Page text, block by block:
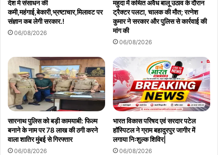
देश मे संसाधन की
कमी,महंगाई,बेकारी,भ्रष्टाचार,मिलावट पर
संज्ञान कब लेगी सरकार.!
06/08/2026
महुदा में कथित अवैध बालू उठाव के दौरान
ट्रैक्टर पलटा, चालक की मौत; रत्नेश
कुमार ने सरकार और पुलिस से कार्रवाई की
मांग की
06/08/2026
सारनाथ पुलिस को बड़ी कामयाबी: फिल्म
बनाने के नाम पर 78 लाख की ठगी करने
वाला शातिर मुंबई से गिरफ्तार
06/08/2026
भारत विकास परिषद एवं सरदार पटेल
हॉस्पिटल ने ग्राम बहादुरपुर जागीर में
लगाया निःशुल्क शिविर|
06/08/2026